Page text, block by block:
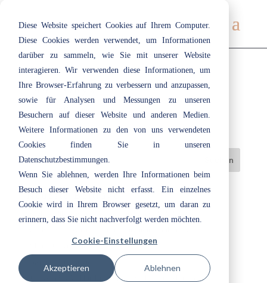
Diese Website speichert Cookies auf Ihrem Computer.
Diese Cookies werden verwendet, um Informationen
darüber zu sammeln, wie Sie mit unserer Website
interagieren. Wir verwenden diese Informationen, um
Ihre Browser-Erfahrung zu verbessern und anzupassen,
sowie für Analysen und Messungen zu unseren
Besuchern auf dieser Website und anderen Medien.
Weitere Informationen zu den von uns verwendeten
Cookies finden Sie in unseren
Datenschutzbestimmungen.
Wenn Sie ablehnen, werden Ihre Informationen beim
Besuch dieser Website nicht erfasst. Ein einzelnes
Cookie wird in Ihrem Browser gesetzt, um daran zu
erinnern, dass Sie nicht nachverfolgt werden möchten.
Cookie-Einstellungen
Akzeptieren Ablehnen
140 | Onyx
Juli 19, 2019 Dunkelgrau
Neueste Beiträge
„Cloud Dancer“: Eine Farbe, die Raum lässt
Entspannt durchatmen im Bad
Das besondere Wohlfühlambiente auf Schloss Irmelshausen